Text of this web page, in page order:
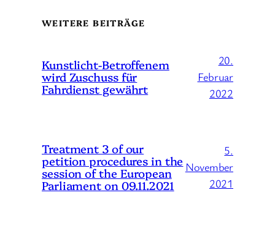
WEITERE BEITRÄGE
Kunstlicht-Betroffenem
wird Zuschuss für
Fahrdienst gewährt
20.
Februar
2022
Treatment 3 of our
petition procedures in the
session of the European
Parliament on 09.11.2021
5.
November
2021